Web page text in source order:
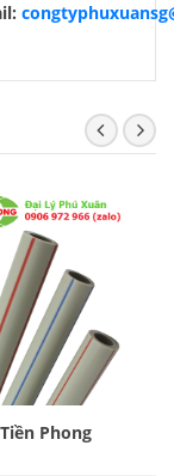
Phong